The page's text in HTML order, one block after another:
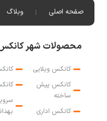
صفحه اصلی وبلاگ
محصولات شهر
کانکس ویلایی
کانکس پیش
ساخته
کانکس اداری